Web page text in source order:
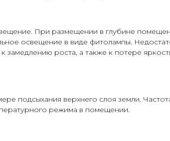
При размещении в глубине
освещение в виде фитолампы.
замедлению роста, а также к потере
подсыхания верхнего слоя земли.
режима в помещении.